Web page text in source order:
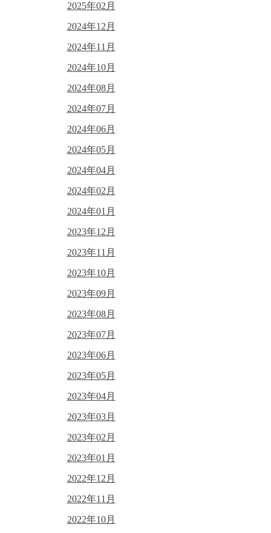
2025年02月
2024年12月
2024年11月
2024年10月
2024年08月
2024年07月
2024年06月
2024年05月
2024年04月
2024年02月
2024年01月
2023年12月
2023年11月
2023年10月
2023年09月
2023年08月
2023年07月
2023年06月
2023年05月
2023年04月
2023年03月
2023年02月
2023年01月
2022年12月
2022年11月
2022年10月